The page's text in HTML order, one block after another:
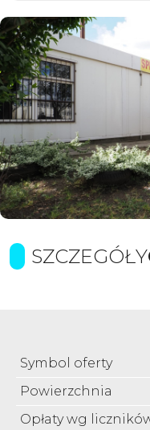
SZCZEGÓŁY
Symbol oferty
Powierzchnia
Opłaty wg